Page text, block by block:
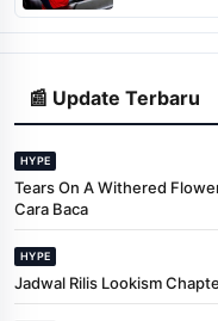
📰 Update Terbaru
HYPE
Tears On A Withered
Cara Baca
HYPE
Jadwal Rilis Lookism